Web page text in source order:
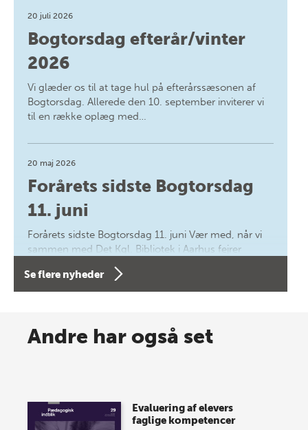
20 juli 2026
Bogtorsdag efterår/vinter
2026
Vi glæder os til at tage hul på efterårssæsonen af
Bogtorsdag. Allerede den 10. september inviterer vi
til en række oplæg med…
20 maj 2026
Forårets sidste Bogtorsdag
11. juni
Forårets sidste Bogtorsdag 11. juni Vær med, når vi
sammen med Det Kgl. Bibliotek i Aarhus fejrer
forfatterne bag vores nyes…
Spar op til 70% til sommer-
onsdag den 10. j…
Se flere nyheder
Andre har også set
Evaluering af elevers
faglige kompetencer